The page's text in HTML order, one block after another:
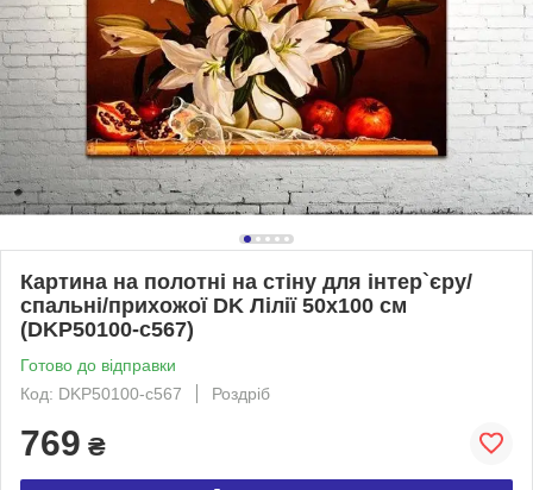
Картина на полотні на стіну для інтер`єру/
спальні/прихожої DK Лілії 50х100 см
(DKP50100-c567)
Готово до відправки
Код: DKP50100-c567
Роздріб
769 ₴